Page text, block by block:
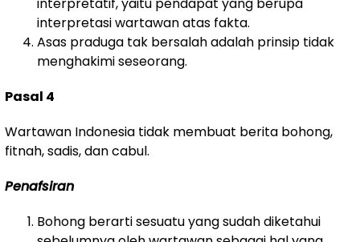
interpretasi wartawan atas fakta.
Asas praduga tak bersalah adalah prinsip tidak
menghakimi seseorang.
Pasal 4
Wartawan Indonesia tidak membuat berita bohong,
fitnah, sadis, dan cabul.
Penafsiran
Bohong berarti sesuatu yang sudah diketahui